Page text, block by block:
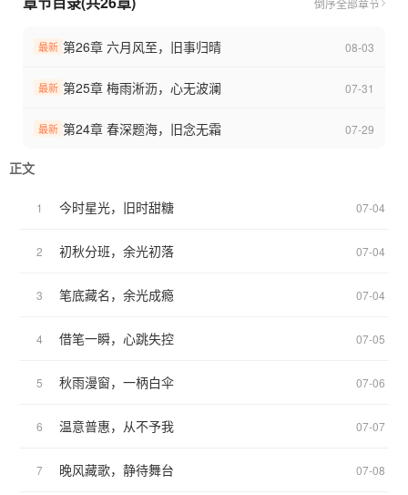
最新 第26章 六月风至，旧事归晴 08-03
最新 第25章 梅雨淅沥，心无波澜 07-31
最新 第24章 春深题海，旧念无霜 07-29
正文
1 今时星光，旧时甜糖 07-04
2 初秋分班，余光初落 07-04
3 笔底藏名，余光成瘾 07-04
4 借笔一瞬，心跳失控 07-05
5 秋雨漫窗，一柄白伞 07-06
6 温意普惠，从不予我 07-07
7 晚风藏歌，静待舞台 07-08